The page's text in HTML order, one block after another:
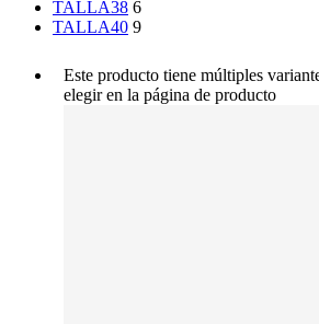
TALLA38 6
TALLA40 9
Este producto tiene múltiples
elegir en la página de producto